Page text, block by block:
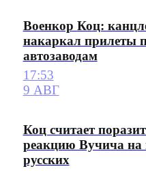
Военкор Коц:
накаркал прилеты
автозаводам
17:53
9 АВГ
Коц считает
реакцию Вучича на
русских